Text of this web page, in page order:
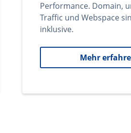
Performance. Domain,
Traffic und Webspace
inklusive.
Mehr